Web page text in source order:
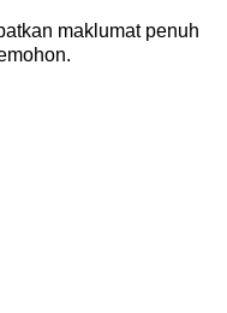
maklumat penuh